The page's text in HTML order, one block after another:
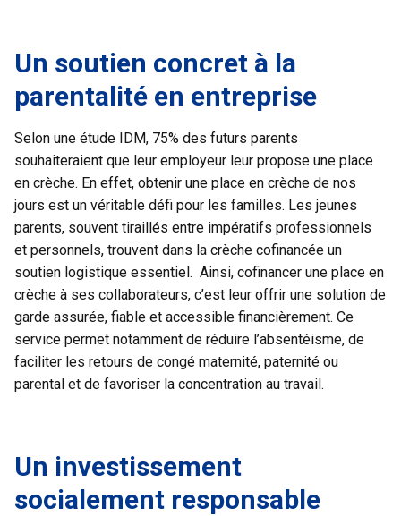
Un soutien concret à la
parentalité en entreprise
Selon une étude IDM, 75% des futurs parents
souhaiteraient que leur employeur leur propose une place
en crèche. En effet, obtenir une place en crèche de nos
jours est un véritable défi pour les familles. Les jeunes
parents, souvent tiraillés entre impératifs professionnels
et personnels, trouvent dans la crèche cofinancée un
soutien logistique essentiel. Ainsi, cofinancer une place en
crèche à ses collaborateurs, c’est leur offrir une solution de
garde assurée, fiable et accessible financièrement. Ce
service permet notamment de réduire l’absentéisme, de
faciliter les retours de congé maternité, paternité ou
parental et de favoriser la concentration au travail.
Un investissement
socialement responsable